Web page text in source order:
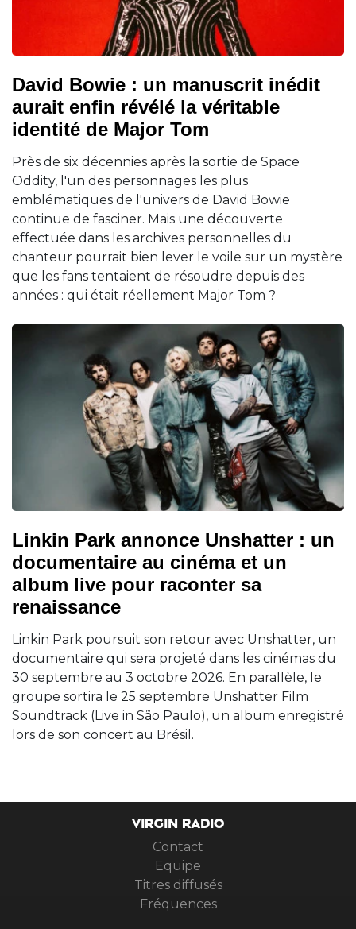
David Bowie : un manuscrit inédit
aurait enfin révélé la véritable
identité de Major Tom
Près de six décennies après la sortie de Space
Oddity, l'un des personnages les plus
emblématiques de l'univers de David Bowie
continue de fasciner. Mais une découverte
effectuée dans les archives personnelles du
chanteur pourrait bien lever le voile sur un mystère
que les fans tentaient de résoudre depuis des
années : qui était réellement Major Tom ?
Linkin Park annonce Unshatter : un
documentaire au cinéma et un
album live pour raconter sa
renaissance
Linkin Park poursuit son retour avec Unshatter, un
documentaire qui sera projeté dans les cinémas du
30 septembre au 3 octobre 2026. En parallèle, le
groupe sortira le 25 septembre Unshatter Film
Soundtrack (Live in São Paulo), un album enregistré
lors de son concert au Brésil.
VIRGIN RADIO
Contact
Equipe
Titres diffusés
Fréquences